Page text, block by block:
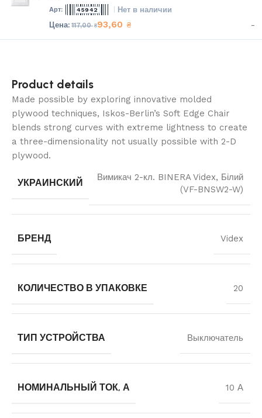
45942 Нет в наличии
117,00₴93,60 ₴ -
Product details
Made possible by exploring innovative molded
plywood techniques, Iskos-Berlin’s Soft Edge Chair
blends strong curves with extreme lightness to create
a three-dimensionality not usually possible with 2-D
plywood.
УКРАИНСКИЙ
Вимикач 2-кл. BINERA Videx, Білий
(VF-BNSW2-W)
БРЕНД Videx
КОЛИЧЕСТВО В УПАКОВКЕ 20
ТИП УСТРОЙСТВА Выключатель
НОМИНАЛЬНЫЙ ТОК, А 10 А